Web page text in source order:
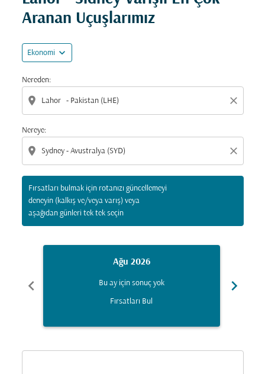
Aranan Uçuşlarımız
Ekonomi expand_more
Nereden:
location_on close
Nereye:
location_on close
Fırsatları bulmak için rotanızı güncellemeyi
deneyin (kalkış ve/veya varış) veya
aşağıdan günleri tek tek seçin
chevron_left
Ağu 2026
Bu ay için sonuç yok
Fırsatları Bul
chevron_right